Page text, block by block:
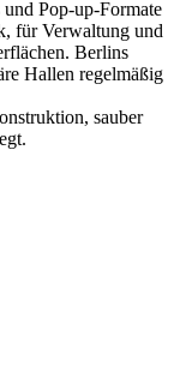
und Pop-up-Formate
für Verwaltung und
Berlins
Hallen regelmäßig
sauber